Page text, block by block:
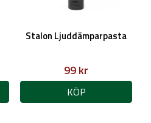
Stalon Ljuddämparpasta
99 kr
KÖP